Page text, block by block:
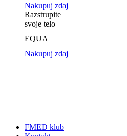
Nakupuj zdaj
Razstrupite
svoje telo
EQUA
Nakupuj zdaj
FMED klub